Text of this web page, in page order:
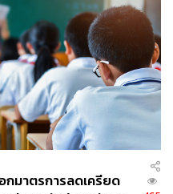
กมาตรการลดเครียด